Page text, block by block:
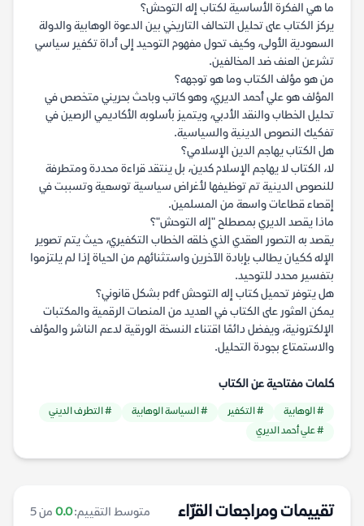
ما هي الفكرة الأساسية لكتاب إله التوحش؟
يركز الكتاب على تحليل التحالف التاريخي بين الدعوة الوهابية والدولة
السعودية الأولى، وكيف تحول مفهوم التوحيد إلى أداة تكفير سياسي
تشرعن العنف ضد المخالفين.
من هو مؤلف الكتاب وما هو توجهه؟
المؤلف هو علي أحمد الديري، وهو كاتب وباحث بحريني متخصص في
تحليل الخطاب والنقد الأدبي، ويتميز بأسلوبه الأكاديمي الرصين في
تفكيك النصوص الدينية والسياسية.
هل الكتاب يهاجم الدين الإسلامي؟
لا، الكتاب لا يهاجم الإسلام كدين، بل ينتقد قراءة محددة ومتطرفة
للنصوص الدينية تم توظيفها لأغراض سياسية توسعية وتسببت في
إقصاء قطاعات واسعة من المسلمين.
ماذا يقصد الديري بمصطلح "إله التوحش"؟
يقصد به التصور العقدي الذي خلقه الخطاب التكفيري، حيث يتم تصوير
الإله ككيان يطالب بإبادة الآخرين واستثنائهم من الحياة إذا لم يلتزموا
بتفسير محدد للتوحيد.
هل يتوفر تحميل كتاب إله التوحش pdf بشكل قانوني؟
يمكن العثور على الكتاب في العديد من المنصات الرقمية والمكتبات
الإلكترونية، ويفضل دائمًا اقتناء النسخة الورقية لدعم الناشر والمؤلف
والاستمتاع بجودة التحليل.
كلمات مفتاحية عن الكتاب
# الوهابية # التكفير # السياسة الوهابية
# التطرف الديني
# علي أحمد الديري
تقييمات ومراجعات القرّاء متوسط التقييم:0.0 من 5